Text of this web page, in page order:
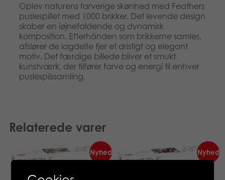
Oplev naturens farverige skønhed med Feathers
puslespillet med 1000 brikker. Det levende design
skaber en iøjnefaldende og dynamisk
komposition. Efterhånden som brikkerne samles,
afslører de lagdelte fjer et dristigt og elegant
motiv. Det færdige billede bliver et smukt
kunstværk, der tilfører farve og energi til enhver
puslespilssamling.
Relaterede varer
Nyhed Nyhed